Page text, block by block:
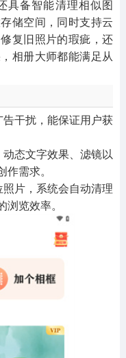
具备智能清理相似图
储空间，同时支持云
复旧照片的瑕疵，还
相册大师都能满足从
干扰，能保证用户获
态文字效果、滤镜以
需求。
片，系统会自动清理
览效率。